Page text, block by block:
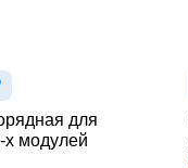
для
х модулей